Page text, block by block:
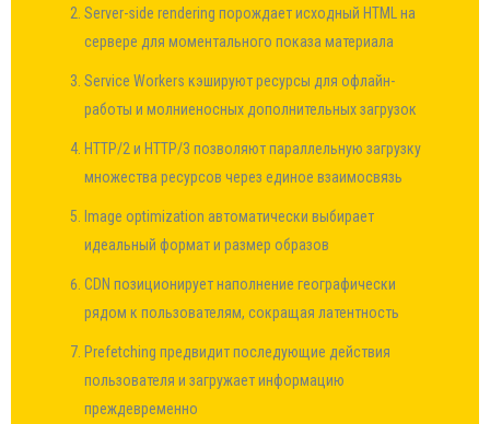
Server-side rendering порождает исходный HTML на
сервере для моментального показа материала
Service Workers кэшируют ресурсы для офлайн-
работы и молниеносных дополнительных загрузок
HTTP/2 и HTTP/3 позволяют параллельную загрузку
множества ресурсов через единое взаимосвязь
Image optimization автоматически выбирает
идеальный формат и размер образов
CDN позиционирует наполнение географически
рядом к пользователям, сокращая латентность
Prefetching предвидит последующие действия
пользователя и загружает информацию
преждевременно